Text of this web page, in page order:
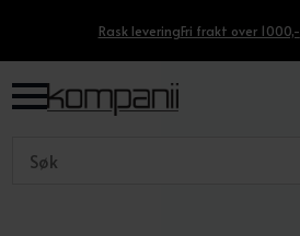
Rask leveringFri frakt over 1000,-